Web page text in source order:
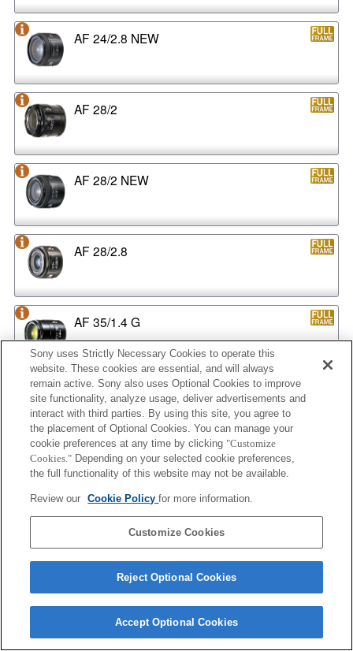
AF 24/2.8 NEW
AF 28/2
AF 28/2 NEW
AF 28/2.8
AF 35/1.4 G
AF 35/1.4 G NEW
AF 35/2
AF 35/2 NEW
AF 50/1.4
Sony uses Strictly Necessary Cookies to operate this
website. These cookies are essential, and will always
remain active. Sony also uses Optional Cookies to improve
site functionality, analyze usage, deliver advertisements and
interact with third parties. By using this site, you agree to
the placement of Optional Cookies. You can manage your
cookie preferences at any time by clicking "Customize
Cookies." Depending on your selected cookie preferences,
the full functionality of this website may not be available.
Review our Cookie Policyfor more information.
Customize Cookies
Reject Optional Cookies
Accept Optional Cookies